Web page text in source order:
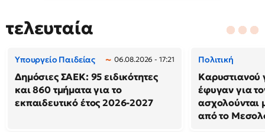
τελευταία
Υπουργείο Παιδείας 06.08.2026 - 17:21
Δημόσιες ΣΑΕΚ: 95 ειδικότητες
και 860 τμήματα για το
εκπαιδευτικό έτος 2026-2027
Πολιτική
έφυγαν για
ασχολούνται
από το